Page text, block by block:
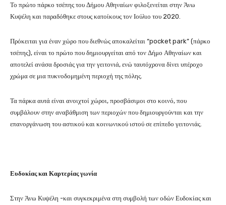
Το πρώτο πάρκο τσέπης του Δήμου Αθηναίων φιλοξενείται στην Άνω
Κυψέλη και παραδόθηκε στους κατοίκους τον Ιούλιο του 2020.
Πρόκειται για έναν χώρο που διεθνώς αποκαλείται “pocket park” (πάρκο
τσέπης), είναι το πρώτο που δημιουργείται από τον Δήμο Αθηναίων και
αποτελεί ανάσα δροσιάς για την γειτονιά, ενώ ταυτόχρονα δίνει υπέροχο
χρώμα σε μια πυκνοδομημένη περιοχή της πόλης.
Τα πάρκα αυτά είναι ανοιχτοί χώροι, προσβάσιμοι στο κοινό, που
συμβάλουν στην αναβάθμιση των περιοχών που δημιουργούνται και την
επανοργάνωση του αστικού και κοινωνικού ιστού σε επίπεδο γειτονιάς.
Ευδοκίας και Καρτερίας γωνία
Στην Άνω Κυψέλη -και συγκεκριμένα στη συμβολή των οδών Ευδοκίας και